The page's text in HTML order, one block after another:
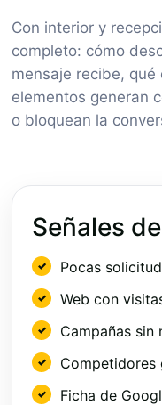
Con interior y
completo: cómo
mensaje recibe,
elementos generan
o bloquean la
Señales
Pocas
Web con
Campañas
Competidores
Ficha de